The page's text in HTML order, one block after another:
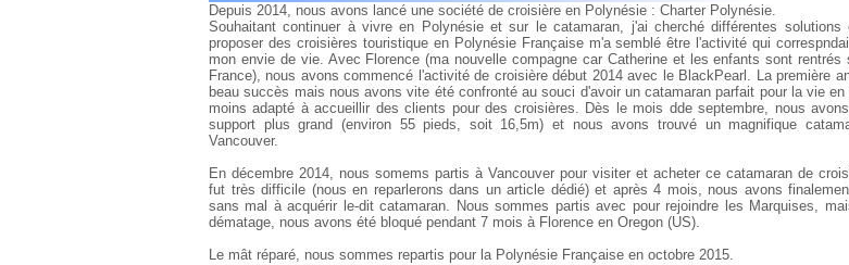
Depuis 2014, nous avons lancé une société de croisière en Polynésie : Charter Polynésie.
Souhaitant continuer à vivre en Polynésie et sur le catamaran, j'ai cherché différentes
proposer des croisières touristique en Polynésie Française m'a semblé être l'activité qui
mon envie de vie. Avec Florence (ma nouvelle compagne car Catherine et les enfants sont rentrés
France), nous avons commencé l'activité de croisière début 2014 avec le BlackPearl. La première
beau succès mais nous avons vite été confronté au souci d'avoir un catamaran parfait pour la vie
moins adapté à accueillir des clients pour des croisières. Dès le mois dde septembre, nous
support plus grand (environ 55 pieds, soit 16,5m) et nous avons trouvé un magnifique
Vancouver.
En décembre 2014, nous somems partis à Vancouver pour visiter et acheter ce catamaran de
fut très difficile (nous en reparlerons dans un article dédié) et après 4 mois, nous avons
sans mal à acquérir le-dit catamaran. Nous sommes partis avec pour rejoindre les Marquises,
dématage, nous avons été bloqué pendant 7 mois à Florence en Oregon (US).
Le mât réparé, nous sommes repartis pour la Polynésie Française en octobre 2015.